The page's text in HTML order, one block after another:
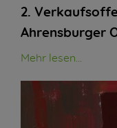
2.
Ahrensburger
Mehr lesen...